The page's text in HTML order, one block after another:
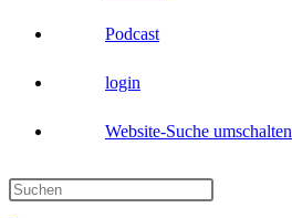
Podcast
login
Website-Suche umschalten